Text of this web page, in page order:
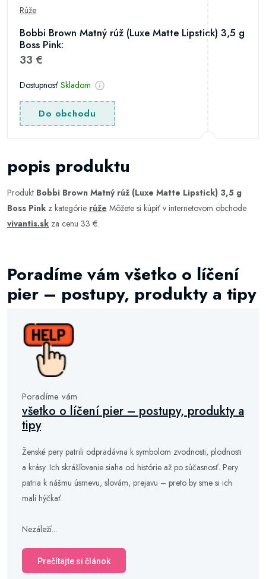
Rúže
Bobbi Brown Matný rúž (Luxe Matte Lipstick) 3,5 g
Boss Pink:
33 €
Dostupnosť Skladom
Do obchodu
popis produktu
Produkt Bobbi Brown Matný rúž (Luxe Matte Lipstick) 3,5 g
Boss Pink z kategórie rúže Môžete si kúpiť v internetovom obchode
vivantis.sk za cenu 33 €.
Poradíme vám všetko o líčení
pier – postupy, produkty a tipy
Poradíme vám
všetko o líčení pier – postupy, produkty a
tipy
Ženské pery patrili odpradávna k symbolom zvodnosti, plodnosti
a krásy. Ich skrášľovanie siaha od histórie až po súčasnosť. Pery
patria k nášmu úsmevu, slovám, prejavu – preto by sme si ich
mali hýčkať.
Nezáleží...
Prečítajte si článok